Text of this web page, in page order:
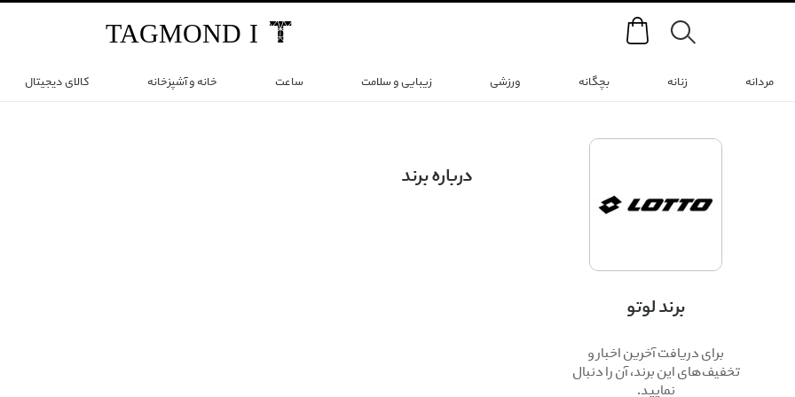
Search
TAGMOND I
مردانه زنانه بچگانه ورزشی زیبایی و سلامت ساعت خانه و آشپزخانه کالای دیجیتال
برند لوتو
برای دریافت آخرین اخبار و
تخفیف‌های این برند، آن را دنبال
نمایید.
درباره برند